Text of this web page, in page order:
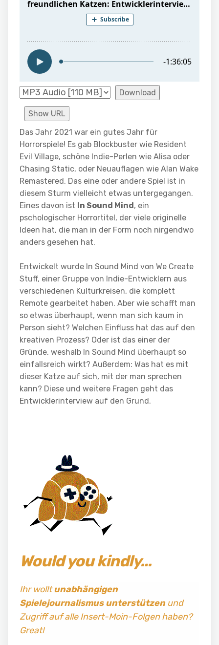
Download
Show URL
Das Jahr 2021 war ein gutes Jahr für
Horrorspiele! Es gab Blockbuster wie Resident
Evil Village, schöne Indie-Perlen wie Alisa oder
Chasing Static, oder Neuauflagen wie Alan Wake
Remastered. Das eine oder andere Spiel ist in
diesem Sturm vielleicht etwas untergegangen.
Eines davon ist In Sound Mind, ein
pschologischer Horrortitel, der viele originelle
Ideen hat, die man in der Form noch nirgendwo
anders gesehen hat.
Entwickelt wurde In Sound Mind von We Create
Stuff, einer Gruppe von Indie-Entwicklern aus
verschiedenen Kulturkreisen, die komplett
Remote gearbeitet haben. Aber wie schafft man
so etwas überhaupt, wenn man sich kaum in
Person sieht? Welchen Einfluss hat das auf den
kreativen Prozess? Oder ist das einer der
Gründe, weshalb In Sound Mind überhaupt so
einfallsreich wirkt? Außerdem: Was hat es mit
dieser Katze auf sich, mit der man sprechen
kann? Diese und weitere Fragen geht das
Entwicklerinterview auf den Grund.
Would you kindly…
Ihr wolltunabhängigen
Spielejournalismus unterstützenund
Zugriff auf alle Insert-Moin-Folgen haben?
Great!